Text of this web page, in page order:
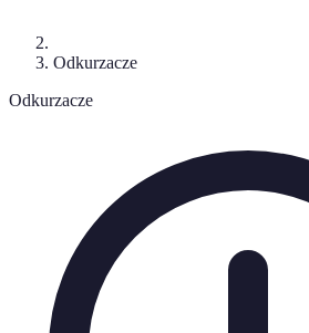
Odkurzacze
Odkurzacze